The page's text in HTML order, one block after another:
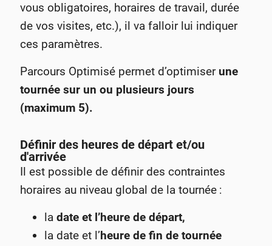
vous obligatoires, horaires de travail, durée
de vos visites, etc.), il va falloir lui indiquer
ces paramètres.
Parcours Optimisé permet d’optimiser une
tournée sur un ou plusieurs jours
(maximum 5).
Définir des heures de départ et/ou
d'arrivée
Il est possible de définir des contraintes
horaires au niveau global de la tournée :
ladate et l’heure de départ,
la date et l’heure de fin de tournée